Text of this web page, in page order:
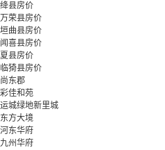
绛县房价
万荣县房价
垣曲县房价
闻喜县房价
夏县房价
临猗县房价
尚东郡
彩佳和苑
运城绿地新里城
东方大境
河东华府
九州华府